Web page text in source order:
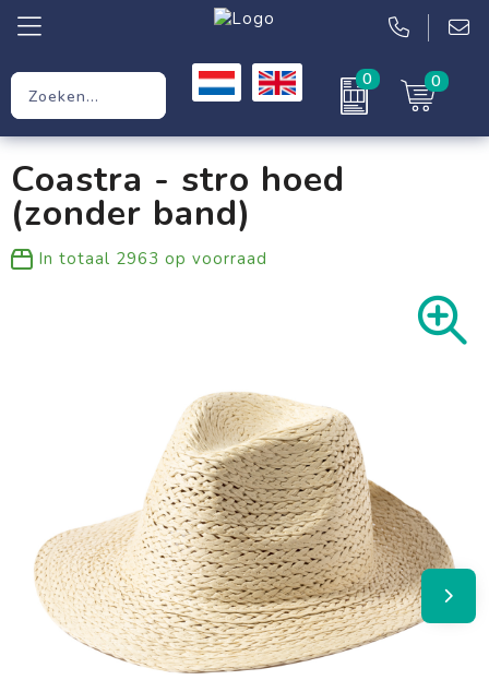
0 0
Werkkleding
Kleding
Coastra - stro hoed
(zonder band)
In totaal 2963 op voorraad